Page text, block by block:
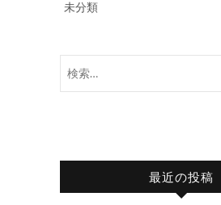
未分類
最近の投稿